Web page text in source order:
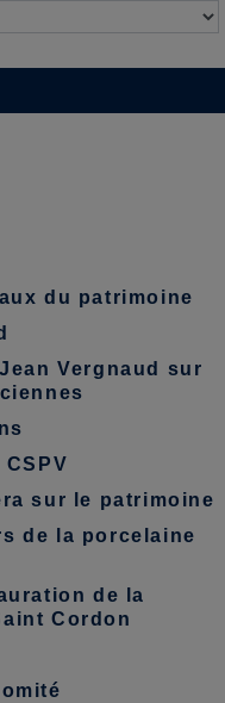
du patrimoine
Vergnaud sur
sur le patrimoine
de la porcelaine
de la
Cordon